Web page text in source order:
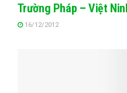
Trường Pháp – Việt
16/12/2012